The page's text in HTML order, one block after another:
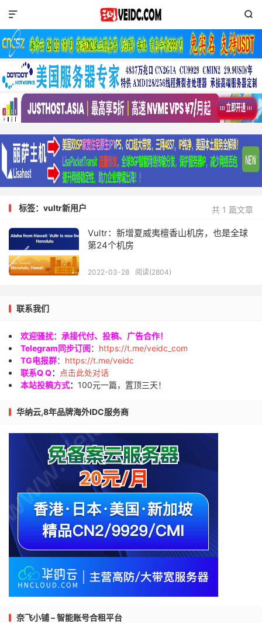


共 1 篇文章
标签：vultr新用户
Vultr：新增夏威夷檀香山机房，也是全球
第24个机房
2022-03-28 阅读(2804)
联系我们
欢迎骚扰：承接代付、投稿、广告合作！
Telegram同步订阅： https://t.me/veidc_com
TG电报群： https://t.me/veidc
联系Q Q：
点击此处对话
本站投稿方式： 100元一篇，置顶三天！
华纳云,8年品牌海外IDC服务商
奈飞小铺 – 智能账号合租平台